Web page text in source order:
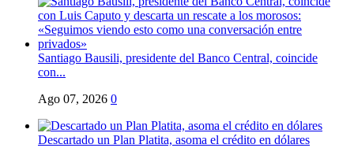
Santiago Bausili, presidente del Banco Central, coincide
con...
Ago 07, 2026 0
Descartado un Plan Platita, asoma el crédito en dólares